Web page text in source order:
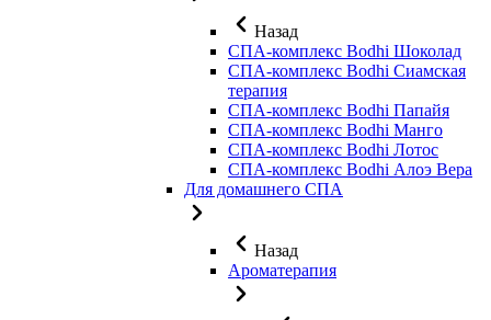
Назад
СПА-комплекс Bodhi Шоколад
СПА-комплекс Bodhi Сиамская
терапия
СПА-комплекс Bodhi Папайя
СПА-комплекс Bodhi Манго
СПА-комплекс Bodhi Лотос
СПА-комплекс Bodhi Алоэ Вера
Для домашнего СПА
Назад
Ароматерапия